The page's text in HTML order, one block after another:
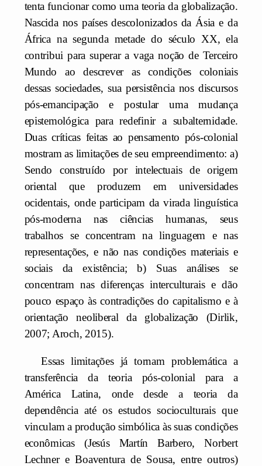
tenta funcionar como uma teoria da globalização.
Nascida nos países descolonizados da Ásia e da
África na segunda metade do século XX, ela
contribui para superar a vaga noção de Terceiro
Mundo ao descrever as condições coloniais
dessas sociedades, sua persistência nos discursos
pós-emancipação e postular uma mudança
epistemológica para redefinir a subalternidade.
Duas críticas feitas ao pensamento pós-colonial
mostram as limitações de seu empreendimento: a)
Sendo construído por intelectuais de origem
oriental que produzem em universidades
ocidentais, onde participam da virada linguística
pós-moderna nas ciências humanas, seus
trabalhos se concentram na linguagem e nas
representações, e não nas condições materiais e
sociais da existência; b) Suas análises se
concentram nas diferenças interculturais e dão
pouco espaço às contradições do capitalismo e à
orientação neoliberal da globalização (Dirlik,
2007; Aroch, 2015).
Essas limitações já tornam problemática a
transferência da teoria pós-colonial para a
América Latina, onde desde a teoria da
dependência até os estudos socioculturais que
vinculam a produção simbólica às suas condições
econômicas (Jesús Martín Barbero, Norbert
Lechner e Boaventura de Sousa, entre outros)